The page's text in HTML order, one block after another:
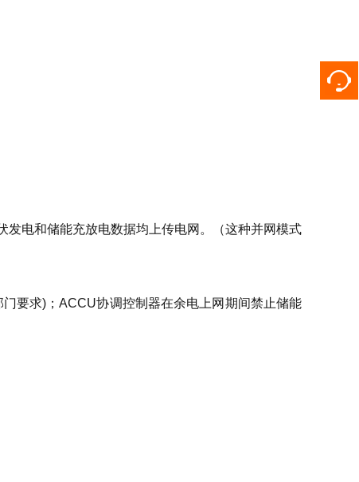
电和储能充放电数据均上传电网。（这种并网模式
要求)；ACCU协调控制器在余电上网期间禁止储能